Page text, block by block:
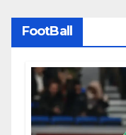
FootBall